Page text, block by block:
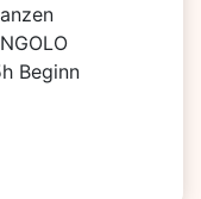
Beginn